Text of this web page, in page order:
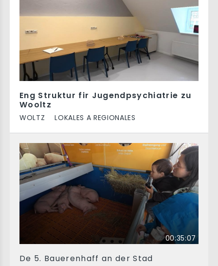
Eng Struktur fir Jugendpsychiatrie zu
Wooltz
WOLTZ LOKALES A REGIONALES
00:35:07
De 5. Bauerenhaff an der Stad